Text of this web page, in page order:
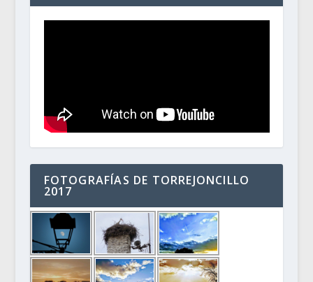
FOTOGRAFÍAS DE TORREJONCILLO
2017